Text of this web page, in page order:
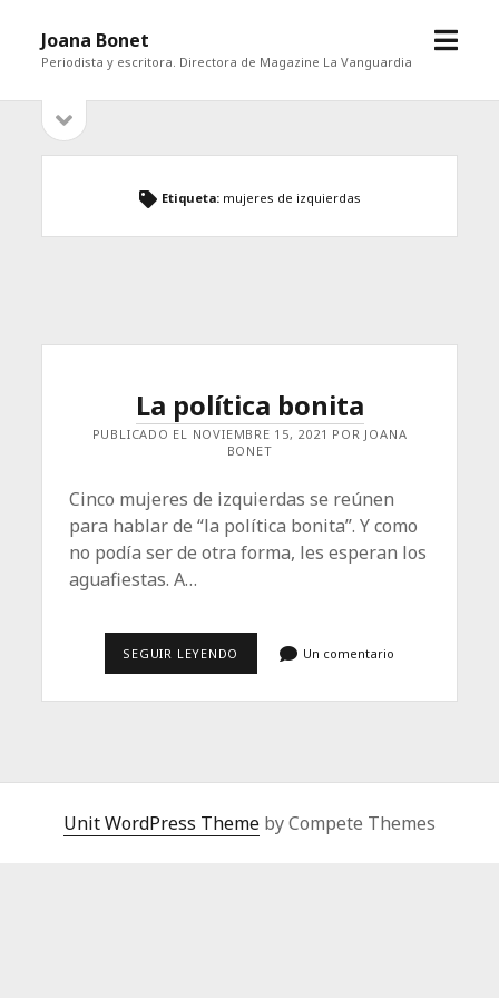
Joana Bonet
Periodista y escritora. Directora de Magazine La Vanguardia
abrir
Barra
lateral
barra
Etiqueta: mujeres de izquierdas
La política bonita
PUBLICADO EL NOVIEMBRE 15, 2021 POR JOANA
BONET
Cinco mujeres de izquierdas se reúnen
para hablar de “la política bonita”. Y como
no podía ser de otra forma, les esperan los
aguafiestas. A…
SEGUIR LEYENDO Un comentario
Unit WordPress Theme by Compete Themes